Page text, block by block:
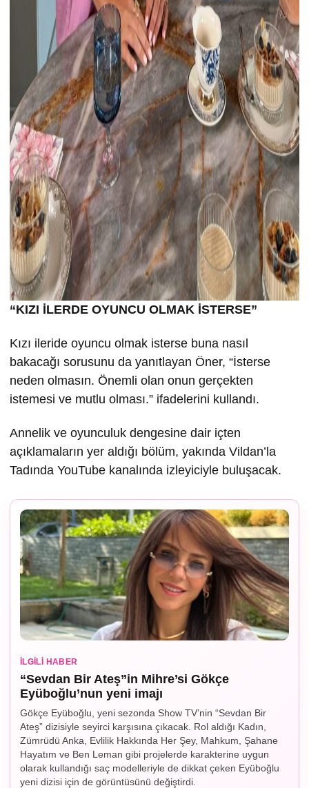
“KIZI İLERDE OYUNCU OLMAK İSTERSE”
Kızı ileride oyuncu olmak isterse buna nasıl
bakacağı sorusunu da yanıtlayan Öner, “İsterse
neden olmasın. Önemli olan onun gerçekten
istemesi ve mutlu olması.” ifadelerini kullandı.
Annelik ve oyunculuk dengesine dair içten
açıklamaların yer aldığı bölüm, yakında Vildan’la
Tadında YouTube kanalında izleyiciyle buluşacak.
İLGILI HABER
“Sevdan Bir Ateş”in Mihre’si Gökçe
Eyüboğlu’nun yeni imajı
Gökçe Eyüboğlu, yeni sezonda Show TV’nin “Sevdan Bir
Ateş” dizisiyle seyirci karşısına çıkacak. Rol aldığı Kadın,
Zümrüdü Anka, Evlilik Hakkında Her Şey, Mahkum, Şahane
Hayatım ve Ben Leman gibi projelerde karakterine uygun
olarak kullandığı saç modelleriyle de dikkat çeken Eyüboğlu
yeni dizisi için de görüntüsünü değiştirdi.